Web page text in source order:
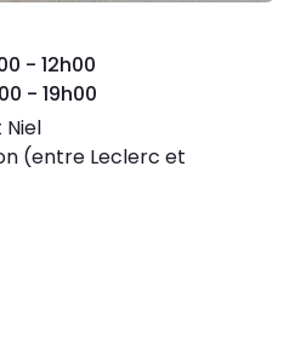
of the Week
- 12h00
- 19h00
(entre Leclerc et
Vous